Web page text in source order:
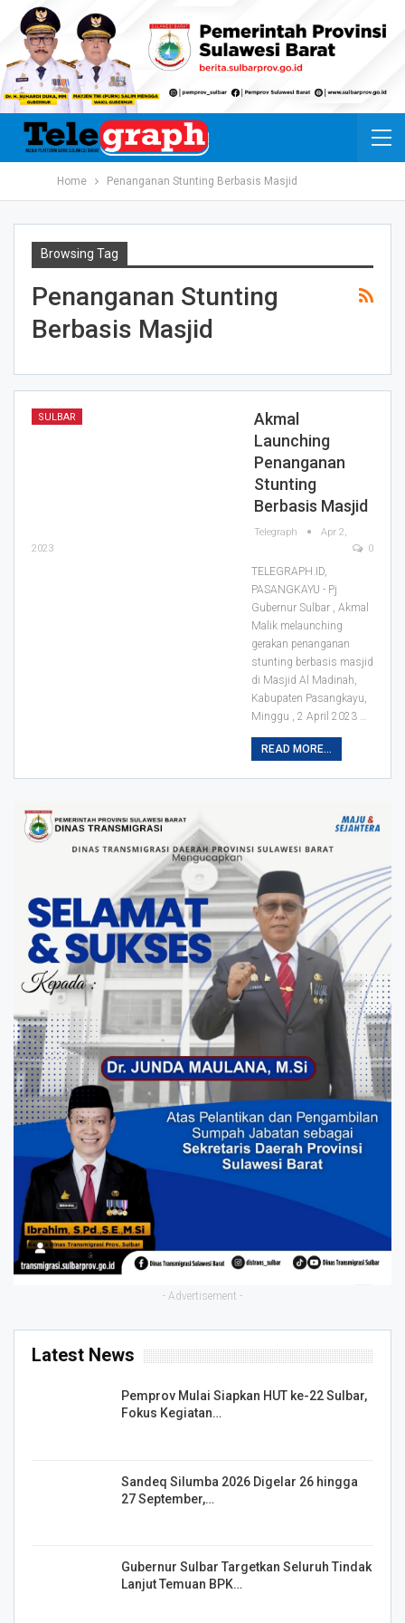
Home Penanganan Stunting Berbasis Masjid
Browsing Tag
Penanganan Stunting
Berbasis Masjid
SULBAR
Akmal
Launching
Penanganan
Stunting
Berbasis Masjid
Telegraph
Apr 2,
2023
0
TELEGRAPH.ID,
PASANGKAYU - Pj
Gubernur Sulbar , Akmal
Malik melaunching
gerakan penanganan
stunting berbasis masjid
di Masjid Al Madinah,
Kabupaten Pasangkayu,
Minggu , 2 April 2023 …
READ MORE...
- Advertisement -
Latest News
Pemprov Mulai Siapkan HUT ke-22 Sulbar,
Fokus Kegiatan…
Sandeq Silumba 2026 Digelar 26 hingga
27 September,…
Gubernur Sulbar Targetkan Seluruh Tindak
Lanjut Temuan BPK…